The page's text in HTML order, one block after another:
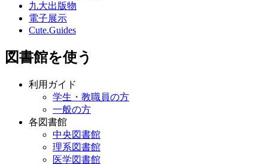
九大出版物
電子展示
Cute.Guides
図書館を使う
利用ガイド
学生・教職員の方
一般の方
各図書館
中央図書館
理系図書館
医学図書館